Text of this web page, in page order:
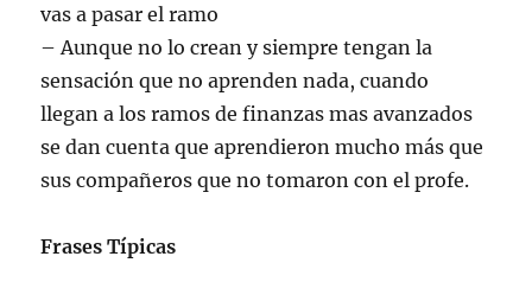
vas a pasar el ramo
– Aunque no lo crean y siempre tengan la
sensación que no aprenden nada, cuando
llegan a los ramos de finanzas mas avanzados
se dan cuenta que aprendieron mucho más que
sus compañeros que no tomaron con el profe.
Frases Típicas